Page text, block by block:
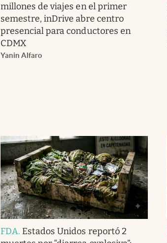
millones de viajes en el primer
semestre, inDrive abre centro
presencial para conductores en
CDMX
Yanin Alfaro
FDA. Estados Unidos reportó 2